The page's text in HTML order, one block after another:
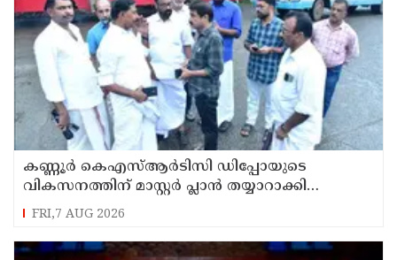
കണ്ണൂർ കെഎസ്ആർടിസി ഡിപ്പോയുടെ
വികസനത്തിന് മാസ്റ്റർ പ്ലാൻ തയ്യാറാക്കി
സമർപ്പിക്കും : ടി ഒ മോഹനൻ എം എൽ എ
FRI,7 AUG 2026